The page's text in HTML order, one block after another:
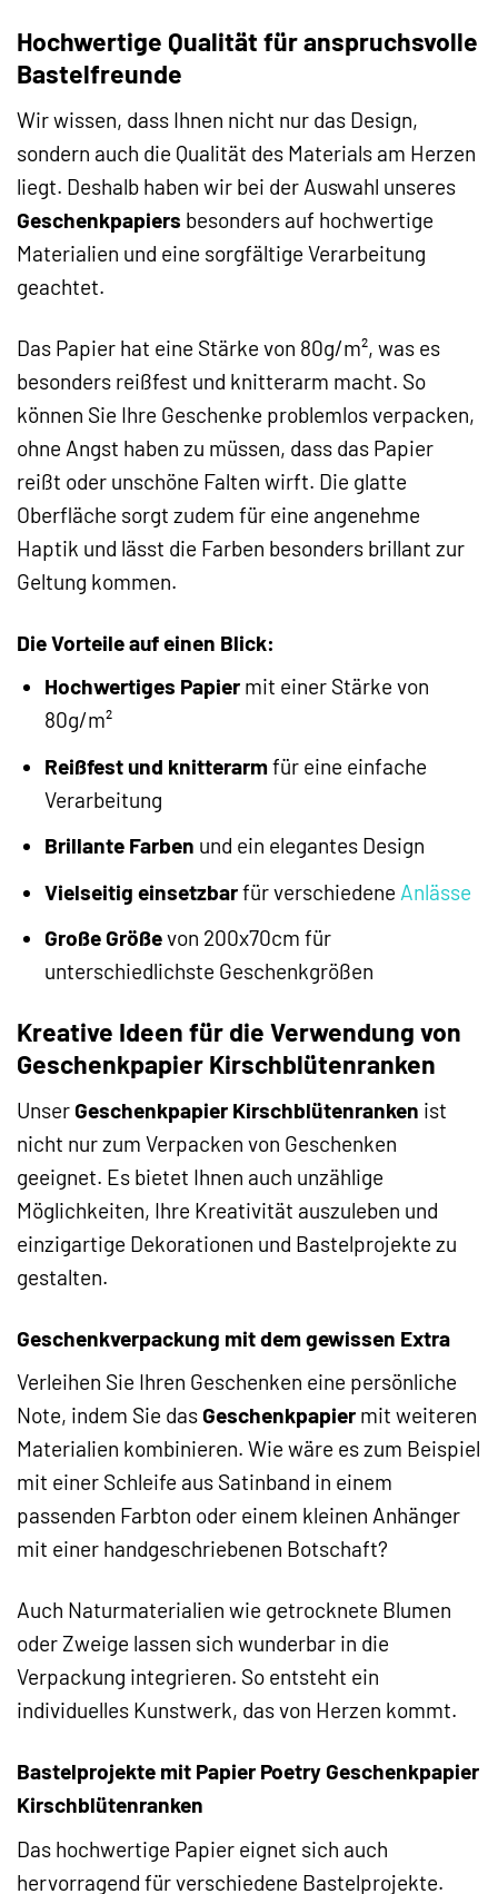
Hochwertige Qualität für anspruchsvolle
Bastelfreunde
Wir wissen, dass Ihnen nicht nur das Design,
sondern auch die Qualität des Materials am Herzen
liegt. Deshalb haben wir bei der Auswahl unseres
Geschenkpapiers besonders auf hochwertige
Materialien und eine sorgfältige Verarbeitung
geachtet.
Das Papier hat eine Stärke von 80g/m², was es
besonders reißfest und knitterarm macht. So
können Sie Ihre Geschenke problemlos verpacken,
ohne Angst haben zu müssen, dass das Papier
reißt oder unschöne Falten wirft. Die glatte
Oberfläche sorgt zudem für eine angenehme
Haptik und lässt die Farben besonders brillant zur
Geltung kommen.
Die Vorteile auf einen Blick:
Hochwertiges Papiermit einer Stärke von
80g/m²
Reißfest und knitterarmfür eine einfache
Verarbeitung
Brillante Farben und ein elegantes Design
Vielseitig einsetzbarfür verschiedene Anlässe
Große Größevon 200x70cm für
unterschiedlichste Geschenkgrößen
Kreative Ideen für die Verwendung von
Geschenkpapier Kirschblütenranken
UnserGeschenkpapier Kirschblütenranken ist
nicht nur zum Verpacken von Geschenken
geeignet. Es bietet Ihnen auch unzählige
Möglichkeiten, Ihre Kreativität auszuleben und
einzigartige Dekorationen und Bastelprojekte zu
gestalten.
Geschenkverpackung mit dem gewissen Extra
Verleihen Sie Ihren Geschenken eine persönliche
Note, indem Sie dasGeschenkpapier mit weiteren
Materialien kombinieren. Wie wäre es zum Beispiel
mit einer Schleife aus Satinband in einem
passenden Farbton oder einem kleinen Anhänger
mit einer handgeschriebenen Botschaft?
Auch Naturmaterialien wie getrocknete Blumen
oder Zweige lassen sich wunderbar in die
Verpackung integrieren. So entsteht ein
individuelles Kunstwerk, das von Herzen kommt.
Bastelprojekte mit Papier Poetry Geschenkpapier
Kirschblütenranken
Das hochwertige Papier eignet sich auch
hervorragend für verschiedene Bastelprojekte.